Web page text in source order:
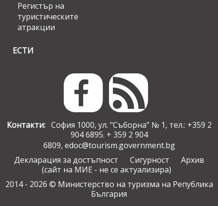
Регистър на
туристическите
атракции
ЕСТИ
Контакти:София 1000, ул. "Съборна" № 1, тел.: +359 2
904 6895; + 359 2 904
6809, edoc@tourism.government.bg
Декларация за достъпност
Сигурност
Архив
(сайт на МИЕ - не се актуализира)
2014 - 2026 © Министерство на туризма на Република
България